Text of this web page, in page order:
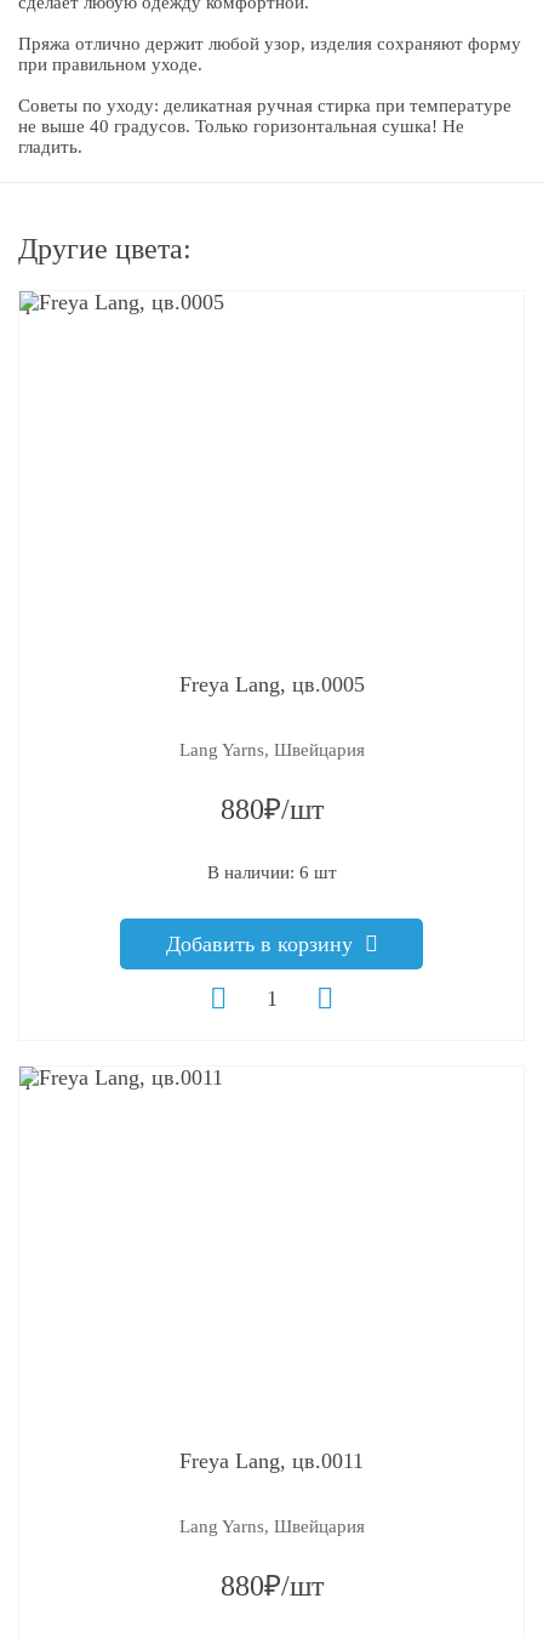
Пряжа отлично держит любой узор, изделия сохраняют форму
при правильном уходе.
Советы по уходу: деликатная ручная стирка при температуре
не выше 40 градусов. Только горизонтальная сушка! Не
гладить.
Другие цвета:
q
Freya Lang, цв.0005
Lang Yarns, Швейцария
880₽/шт
В наличии: 6 шт
Добавить в корзину
q
Freya Lang, цв.0011
Lang Yarns, Швейцария
880₽/шт